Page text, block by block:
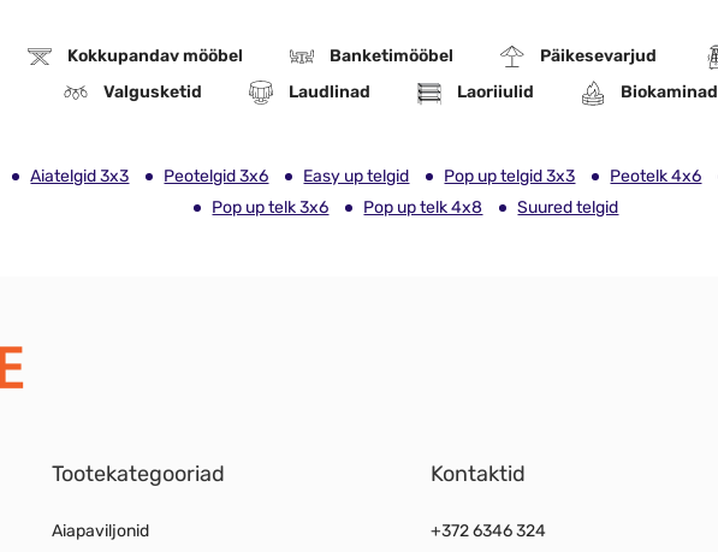
Kokkupandav mööbel Banketimööbel Päikesevarjud
Valgusketid
Laudlinad Laoriiulid Biokaminad
Aiatelgid 3x3 Peotelgid 3x6 Easy up telgid Pop up telgid 3x3 Peotelk 4x6
Pop up telk 3x6
Pop up telk 4x8 Suured telgid
Tootekategooriad
Aiapaviljonid
Kontaktid
+372 6346 324